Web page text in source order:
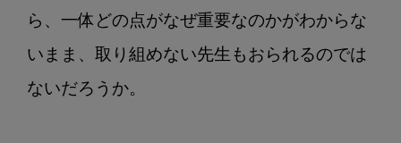
ら、一体どの点がなぜ重要なのかがわからな
いまま、取り組めない先生もおられるのでは
ないだろうか。